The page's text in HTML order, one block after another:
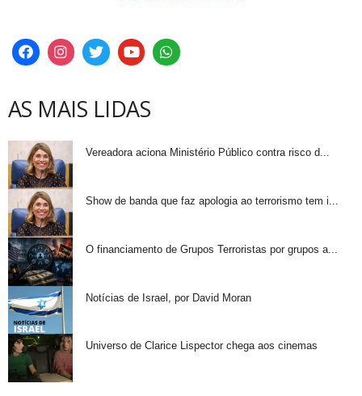
AS MAIS LIDAS
Vereadora aciona Ministério Público contra risco d...
Show de banda que faz apologia ao terrorismo tem i...
O financiamento de Grupos Terroristas por grupos a...
Notícias de Israel, por David Moran
Universo de Clarice Lispector chega aos cinemas